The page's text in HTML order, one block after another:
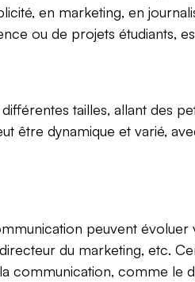
en marketing, en
ou de projets étudiants,
tailles, allant des
être dynamique et varié,
peuvent
du marketing, etc.
communication, comme le